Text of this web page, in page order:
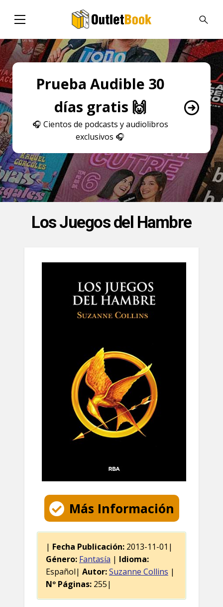
Prueba Audible 30
días gratis 🙌
🎧 Cientos de podcasts y audiolibros
exclusivos 🎧
Los Juegos del Hambre
Más Información
| Fecha Publicación: 2013-11-01|
Género: Fantasía | Idioma:
Español| Autor:Suzanne Collins |
Nº Páginas: 255|